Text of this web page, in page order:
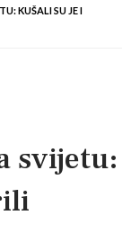
KUŠALI SU JE I
svijetu: